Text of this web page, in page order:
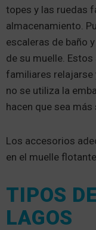
topes y las ruedas
almacenamiento.
escaleras de baño
de su muelle.
familiares relajarse
no se utiliza la
hacen que sea
Los accesorios
en el muelle
TIPOS
LAGOS